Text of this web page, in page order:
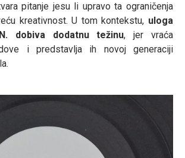
pitanje jesu li upravo ta ograničenja
kreativnost. U tom kontekstu, uloga
dobiva dodatnu težinu, jer vraća
i predstavlja ih novoj generaciji